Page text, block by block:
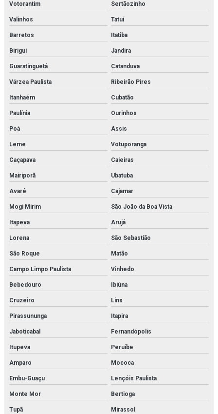
Votorantim Sertãozinho
Valinhos Tatuí
Barretos Itatiba
Birigui Jandira
Guaratinguetá Catanduva
Várzea Paulista Ribeirão Pires
Itanhaém Cubatão
Paulínia Ourinhos
Poá Assis
Leme Votuporanga
Caçapava Caieiras
Mairiporã Ubatuba
Avaré Cajamar
Mogi Mirim São João da Boa Vista
Itapeva Arujá
Lorena São Sebastião
São Roque Matão
Campo Limpo Paulista Vinhedo
Bebedouro Ibiúna
Cruzeiro Lins
Pirassununga Itapira
Jaboticabal Fernandópolis
Itupeva Peruíbe
Amparo Mococa
Embu-Guaçu Lençóis Paulista
Monte Mor Bertioga
Tupã Mirassol